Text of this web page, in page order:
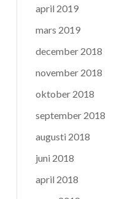
april 2019
mars 2019
december 2018
november 2018
oktober 2018
september 2018
augusti 2018
juni 2018
april 2018